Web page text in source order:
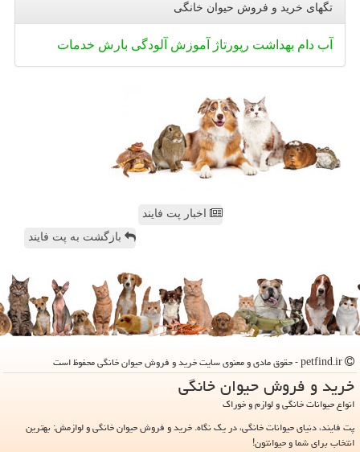
تگهای خرید و فروش حیوان خانگی
آب دام بهداشت رپورتاژ آموزش آلودگی بارش خدمات
اخبار پت فایند
بازگشت به پت فایند
خرید و فروش حیوان خانگی
انواع حیوانات خانگی و لوازم و خوراک
پت فایند، دنیای حیوانات خانگی، در یک نگاه. خرید و فروش حیوان خانگی و لوازمش: بهترین
انتخاب برای شما و حیوانتون!